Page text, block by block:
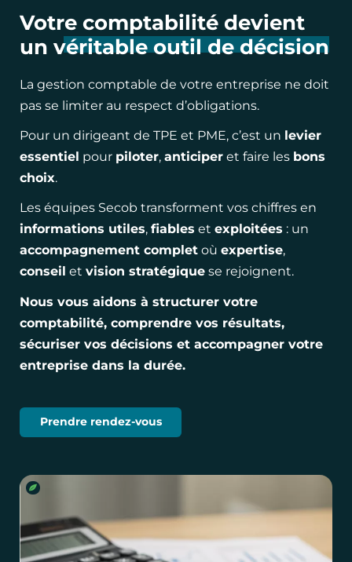
Votre comptabilité devient
un véritable outil de décision
La gestion comptable de votre entreprise ne doit
pas se limiter au respect d’obligations.
Pour un dirigeant de TPE et PME, c’est un levier
essentiel pour piloter, anticiper et faire les bons
choix.
Les équipes Secob transforment vos chiffres en
informations utiles, fiables et exploitées : un
accompagnement complet où expertise,
conseil et vision stratégique se rejoignent.
Nous vous aidons à structurer votre
comptabilité, comprendre vos résultats,
sécuriser vos décisions et accompagner votre
entreprise dans la durée.